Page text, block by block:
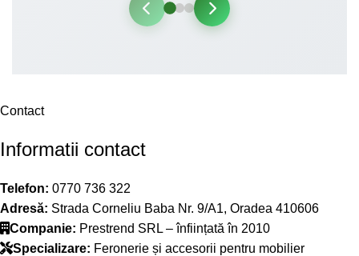
Contact
Informatii contact
Telefon: 0770 736 322
Adresă: Strada Corneliu Baba Nr. 9/A1, Oradea 410606
Companie: Prestrend SRL – înființată în 2010
Specializare: Feronerie și accesorii pentru mobilier